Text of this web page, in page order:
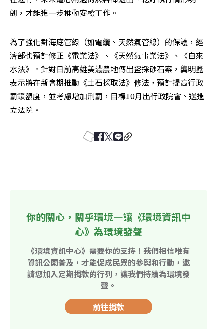
朗，才能進一步推動安檢工作。
為了強化對海底管線（如電纜、天然氣管線）的保護，經
濟部也預計修正《電業法》、《天然氣事業法》、《自來
水法》。針對日前高雄美濃農地傳出盜採砂石案，龔明鑫
表示將在新會期推動《土石採取法》修法，預計提高行政
罰鍰額度，並考慮增加刑罰，目標10月出行政院會、送進
立法院。
你的關心，關乎環境—讓《環境資訊中
心》為環境發聲
《環境資訊中心》需要你的支持！我們相信唯有
資訊公開普及，才能促成民眾的參與和行動，邀
請您加入定期捐款的行列，讓我們持續為環境發
聲。
前往捐款